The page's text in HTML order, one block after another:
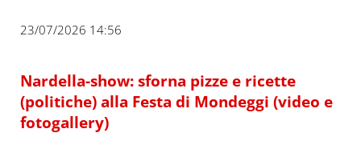
23/07/2026 14:56
Nardella-show: sforna pizze e ricette
(politiche) alla Festa di Mondeggi (video e
fotogallery)